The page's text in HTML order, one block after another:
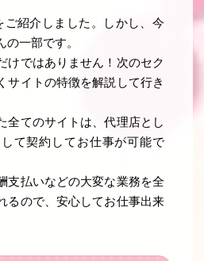
ご紹介しました。しかし、今
の一部です。
けではありません！次のセク
サイトの特徴を解説して行き
全てのサイトは、代理店とし
て契約してお仕事が可能で
支払いなどの大変な業務を全
るので、安心してお仕事出来